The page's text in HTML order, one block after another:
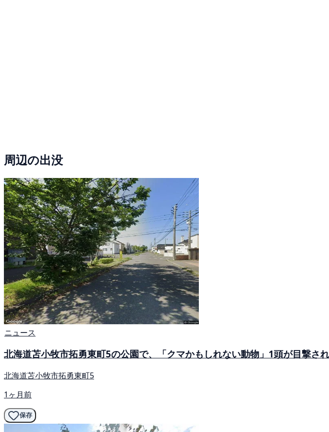
周辺の出没
ニュース
北海道苫小牧市拓勇東町5の公園で、「クマかもしれない動物」1頭が目撃され
北海道苫小牧市拓勇東町5
1ヶ月前
保存